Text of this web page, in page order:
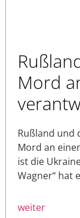
Mord
Rußland und
Mord an
ist die
Wagner“ hat
weiter